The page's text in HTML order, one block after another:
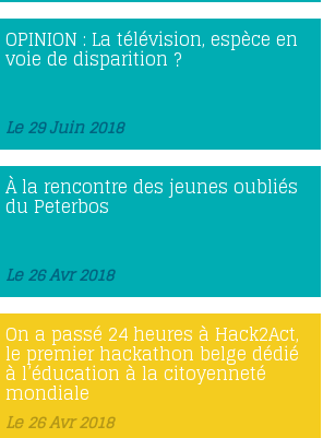
OPINION : La télévision, espèce en
voie de disparition ?
Le 29 Juin 2018
À la rencontre des jeunes oubliés
du Peterbos
Le 26 Avr 2018
On a passé 24 heures à Hack2Act,
le premier hackathon belge dédié
à l’éducation à la citoyenneté
mondiale
Le 26 Avr 2018